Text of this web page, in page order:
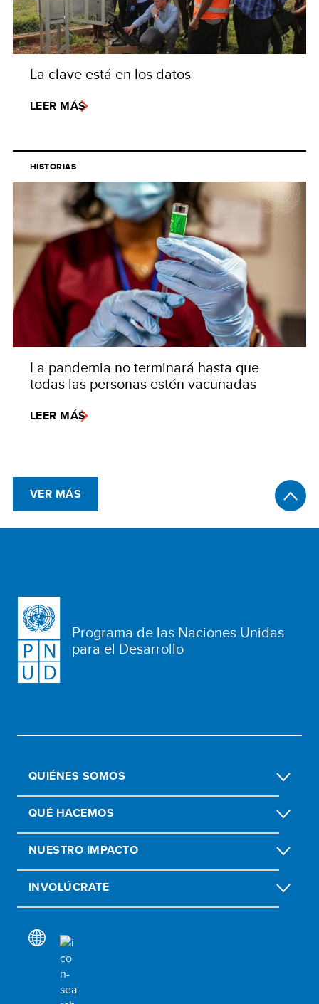
La clave está en los datos
LEER MÁS
HISTORIAS
La pandemia no terminará hasta que
todas las personas estén vacunadas
LEER MÁS
VER MÁS
Programa de las Naciones Unidas
para el Desarrollo
QUIÉNES SOMOS
QUÉ HACEMOS
NUESTRO IMPACTO
INVOLÚCRATE